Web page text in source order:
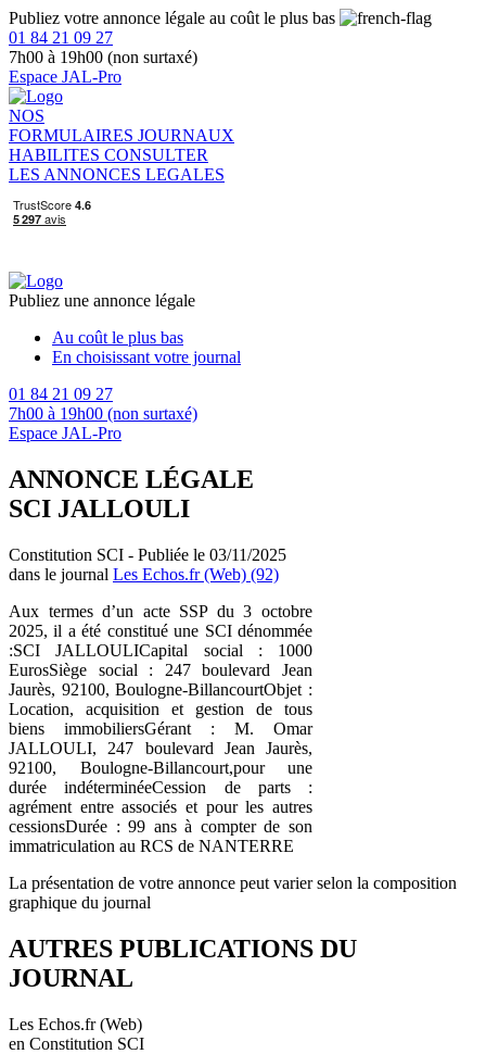
Publiez votre annonce légale au coût le plus bas
01 84 21 09 27
7h00 à 19h00 (non surtaxé)
Espace JAL-Pro
NOS
FORMULAIRES JOURNAUX
HABILITES CONSULTER
LES ANNONCES LEGALES
Publiez une annonce légale
Au coût le plus bas
En choisissant votre journal
01 84 21 09 27
7h00 à 19h00 (non surtaxé)
Espace JAL-Pro
ANNONCE LÉGALE
SCI JALLOULI
Constitution SCI - Publiée le 03/11/2025
dans le journal Les Echos.fr (Web) (92)
Aux termes d’un acte SSP du 3 octobre
2025, il a été constitué une SCI dénommée
:SCI JALLOULICapital social : 1000
EurosSiège social : 247 boulevard Jean
Jaurès, 92100, Boulogne-BillancourtObjet :
Location, acquisition et gestion de tous
biens immobiliersGérant : M. Omar
JALLOULI, 247 boulevard Jean Jaurès,
92100, Boulogne-Billancourt,pour une
durée indéterminéeCession de parts :
agrément entre associés et pour les autres
cessionsDurée : 99 ans à compter de son
immatriculation au RCS de NANTERRE
La présentation de votre annonce peut varier selon la composition
graphique du journal
AUTRES PUBLICATIONS DU
JOURNAL
Les Echos.fr (Web)
en Constitution SCI